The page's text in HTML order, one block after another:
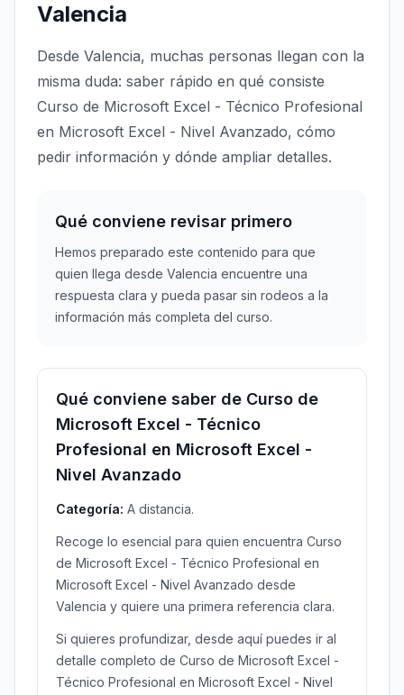
Valencia
Desde Valencia, muchas personas llegan con la
misma duda: saber rápido en qué consiste
Curso de Microsoft Excel - Técnico Profesional
en Microsoft Excel - Nivel Avanzado, cómo
pedir información y dónde ampliar detalles.
Qué conviene revisar primero
Hemos preparado este contenido para que
quien llega desde Valencia encuentre una
respuesta clara y pueda pasar sin rodeos a la
información más completa del curso.
Qué conviene saber de Curso de
Microsoft Excel - Técnico
Profesional en Microsoft Excel -
Nivel Avanzado
Categoría: A distancia.
Recoge lo esencial para quien encuentra Curso
de Microsoft Excel - Técnico Profesional en
Microsoft Excel - Nivel Avanzado desde
Valencia y quiere una primera referencia clara.
Si quieres profundizar, desde aquí puedes ir al
detalle completo de Curso de Microsoft Excel -
Técnico Profesional en Microsoft Excel - Nivel